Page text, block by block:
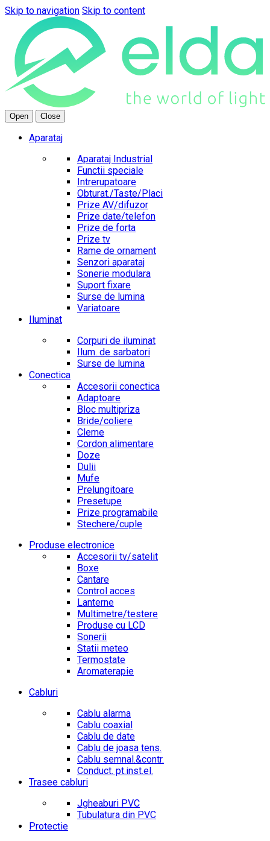
Skip to navigation Skip to content
Open Close
Aparataj
Aparataj Industrial
Functii speciale
Intrerupatoare
Obturat./Taste/Placi
Prize AV/difuzor
Prize date/telefon
Prize de forta
Prize tv
Rame de ornament
Senzori aparataj
Sonerie modulara
Suport fixare
Surse de lumina
Variatoare
Iluminat
Corpuri de iluminat
Ilum. de sarbatori
Surse de lumina
Conectica
Accesorii conectica
Adaptoare
Bloc multipriza
Bride/coliere
Cleme
Cordon alimentare
Doze
Dulii
Mufe
Prelungitoare
Presetupe
Prize programabile
Stechere/cuple
Produse electronice
Accesorii tv/satelit
Boxe
Cantare
Control acces
Lanterne
Multimetre/testere
Produse cu LCD
Sonerii
Statii meteo
Termostate
Aromaterapie
Cabluri
Cablu alarma
Cablu coaxial
Cablu de date
Cablu de joasa tens.
Cablu semnal.&contr.
Conduct. pt.inst.el.
Trasee cabluri
Jgheaburi PVC
Tubulatura din PVC
Protectie